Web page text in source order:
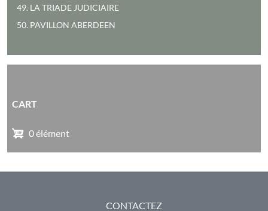
49. LA TRIADE JUDICIAIRE
50. PAVILLON ABERDEEN
CART
0 élément
PIED DE PAGECONTACTEZ